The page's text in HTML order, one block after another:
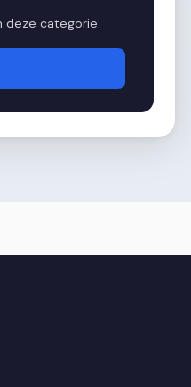
deze categorie.